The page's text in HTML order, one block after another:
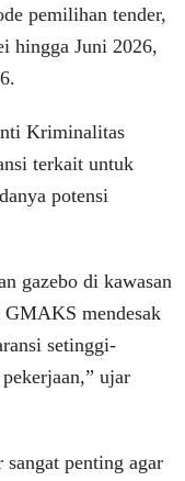
pemilihan tender,
hingga Juni 2026,
Kriminalitas
terkait untuk
potensi
gazebo di kawasan
mendesak
setinggi-
ujar
sangat penting agar